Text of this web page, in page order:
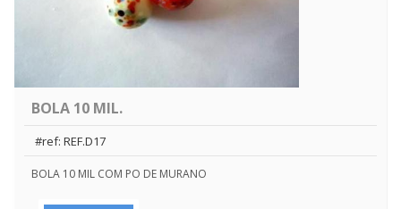
BOLA 10 MIL.
#ref: REF.D17
BOLA 10 MIL COM PO DE MURANO